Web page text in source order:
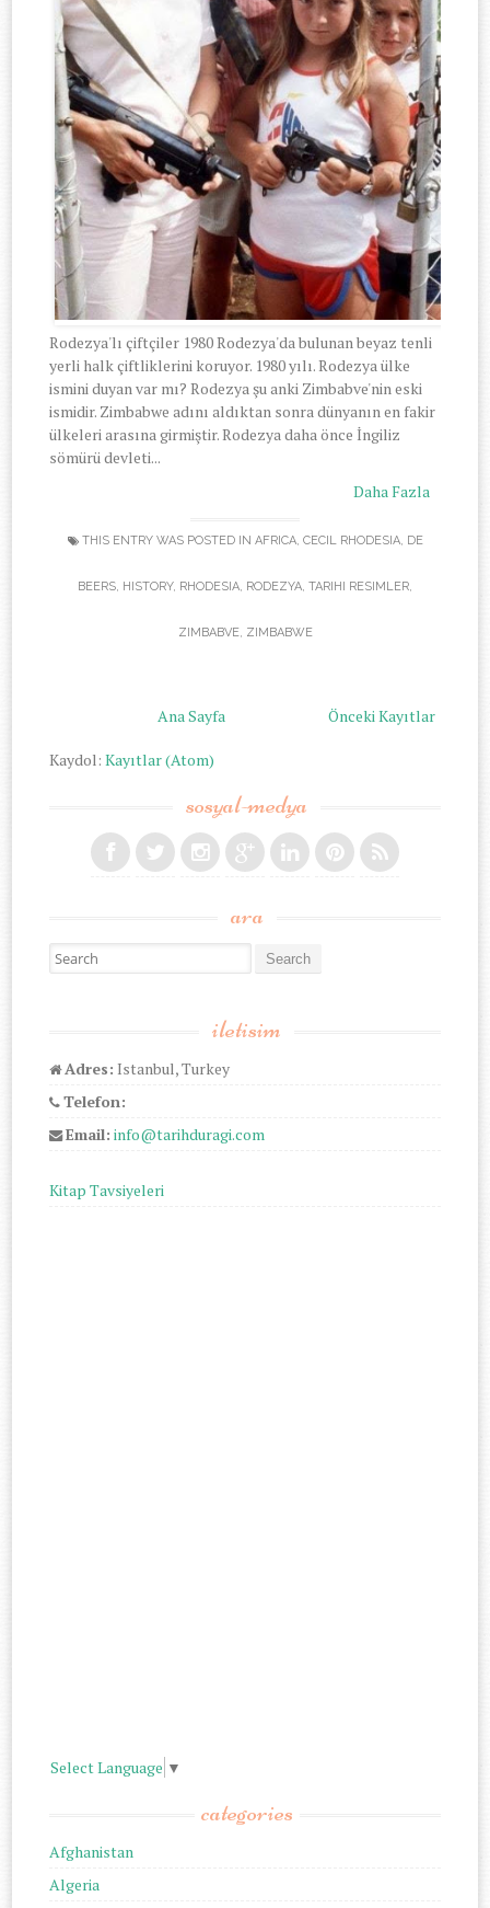
Rodezya'lı çiftçiler 1980 Rodezya'da bulunan beyaz tenli
yerli halk çiftliklerini koruyor. 1980 yılı. Rodezya ülke
ismini duyan var mı? Rodezya şu anki Zimbabve'nin eski
ismidir. Zimbabwe adını aldıktan sonra dünyanın en fakir
ülkeleri arasına girmiştir. Rodezya daha önce İngiliz
sömürü devleti...
Daha Fazla
THIS ENTRY WAS POSTED IN AFRICA, CECIL RHODESIA, DE
BEERS, HISTORY, RHODESIA, RODEZYA, TARIHI RESIMLER,
ZIMBABVE, ZIMBABWE
Önceki Kayıtlar
Ana Sayfa
Kaydol:Kayıtlar (Atom)
sosyal-medya
ara
Search for:
iletisim
Adres: Istanbul, Turkey
Telefon:
Email: info@tarihduragi.com
Kitap Tavsiyeleri
Select Language ▼
categories
Afghanistan
Algeria